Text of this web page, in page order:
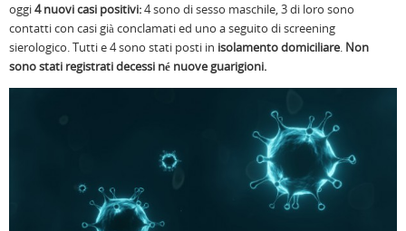
oggi4 nuovi casi positivi:4 sono di sesso maschile, 3 di loro sono
contatti con casi già conclamati ed uno a seguito di screening
sierologico. Tutti e 4 sono stati posti in isolamento domiciliare. Non
sono stati registrati decessi né nuove guarigioni.